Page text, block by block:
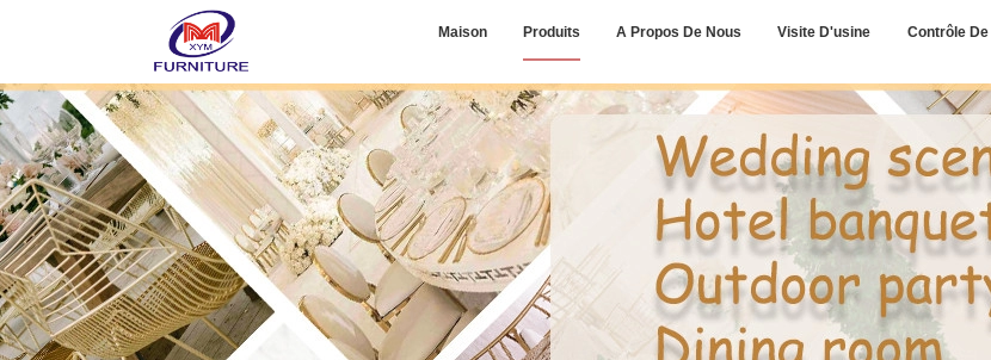
Maison Produits A Propos De Nous Visite D'usine Contrôle